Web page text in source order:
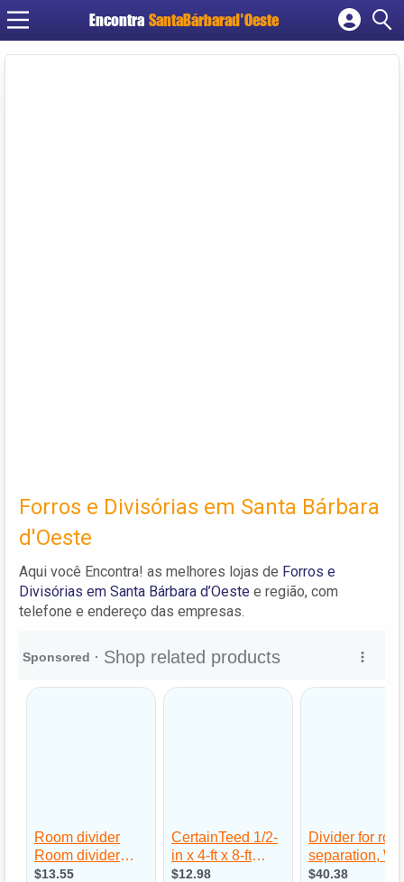
Encontra SantaBárbarad'Oeste
Cadastrar empresa
Forros e Divisórias em Santa Bárbara
d'Oeste
Aqui você Encontra! as melhores lojas de Forros e
Divisórias em Santa Bárbara d’Oeste e região, com
telefone e endereço das empresas.